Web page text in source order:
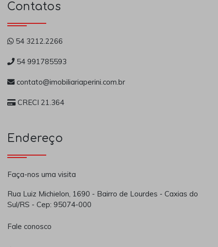
Contatos
54 3212.2266
54 991785593
contato@imobiliariaperini.com.br
CRECI 21.364
Endereço
Faça-nos uma visita
Rua Luiz Michielon, 1690 - Bairro de Lourdes - Caxias do
Sul/RS - Cep: 95074-000
Fale conosco